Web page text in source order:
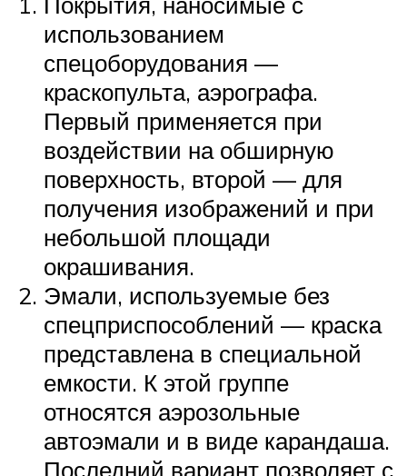
использованием
спецоборудования —
краскопульта, аэрографа.
Первый применяется при
воздействии на обширную
поверхность, второй — для
получения изображений и при
небольшой площади
окрашивания.
Эмали, используемые без
спецприспособлений — краска
представлена в специальной
емкости. К этой группе
относятся аэрозольные
автоэмали и в виде карандаша.
Последний вариант позволяет с